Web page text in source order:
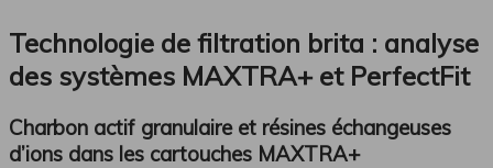
Technologie de filtration brita : analyse
des systèmes MAXTRA+ et PerfectFit
Charbon actif granulaire et résines échangeuses
d’ions dans les cartouches MAXTRA+